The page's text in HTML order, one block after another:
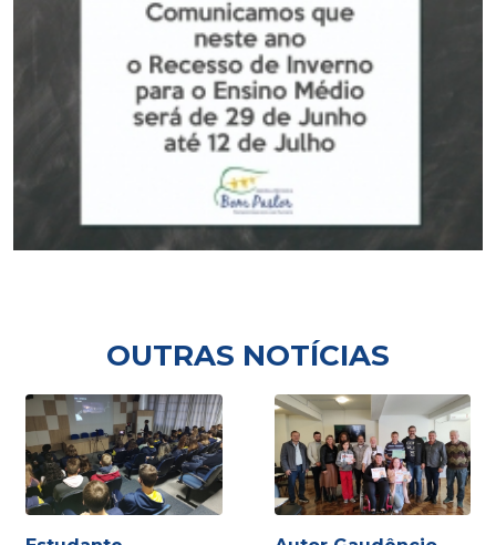
OUTRAS NOTÍCIAS